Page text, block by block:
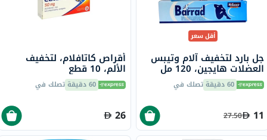
أقل سعر
جل بارد لتخفيف آلام وتيبس
العضلات هايجين، 120 مل
60 دقيقة تصلك في
11
27.50
أقراص كاتافلام، لتخفيف
الألم، 10 قطع
60 دقيقة تصلك في
26